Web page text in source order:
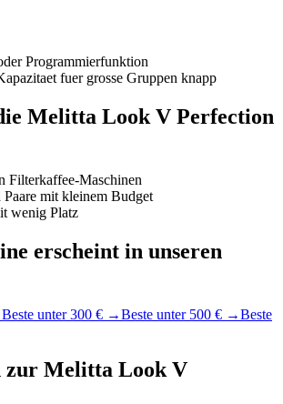
Programmierfunktion
fuer grosse Gruppen knapp
Melitta Look V Perfection
Filterkaffee-Maschinen
Paare mit kleinem Budget
wenig Platz
erscheint in unseren
Beste unter 300 € →Beste unter 500 € →Beste
zur Melitta Look V